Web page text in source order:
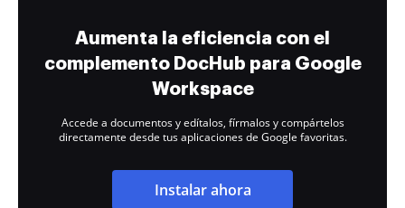
Aumenta la eficiencia con el
complemento DocHub para Google
Workspace
Accede a documentos y edítalos, fírmalos y compártelos
directamente desde tus aplicaciones de Google favoritas.
Instalar ahora